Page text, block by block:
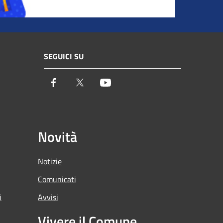
SEGUICI SU
Facebook Twitter
Novità
Notizie
Comunicati
Avvisi